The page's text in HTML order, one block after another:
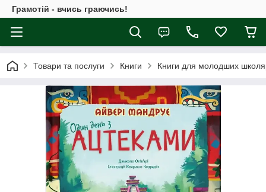
Грамотій - вчись граючись!
Товари та послуги Книги Книги для молодших